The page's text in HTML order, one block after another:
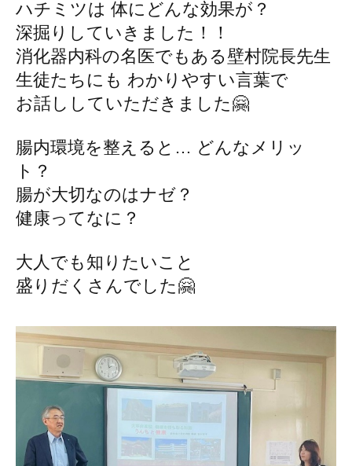
ハチミツは 体にどんな効果が？
深掘りしていきました！！
消化器内科の名医でもある壁村院長先生
生徒たちにも わかりやすい言葉で
お話ししていただきました🤗
腸内環境を整えると… どんなメリッ
ト？
腸が大切なのはナゼ？
健康ってなに？
大人でも知りたいこと
盛りだくさんでした🤗